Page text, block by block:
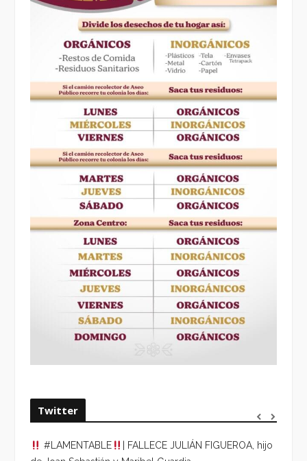
Twitter
#LAMENTABLE
| FALLECE JULIÁN FIGUEROA, hijo